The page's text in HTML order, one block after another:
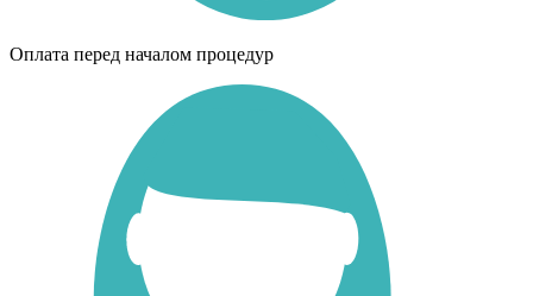
Оплата перед началом процедур